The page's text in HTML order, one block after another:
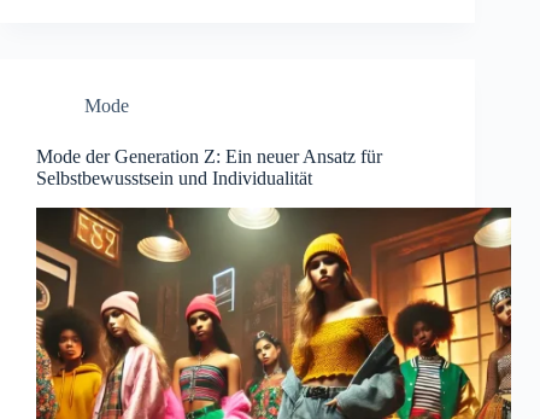
Mode
Mode der Generation Z: Ein neuer Ansatz für
Selbstbewusstsein und Individualität